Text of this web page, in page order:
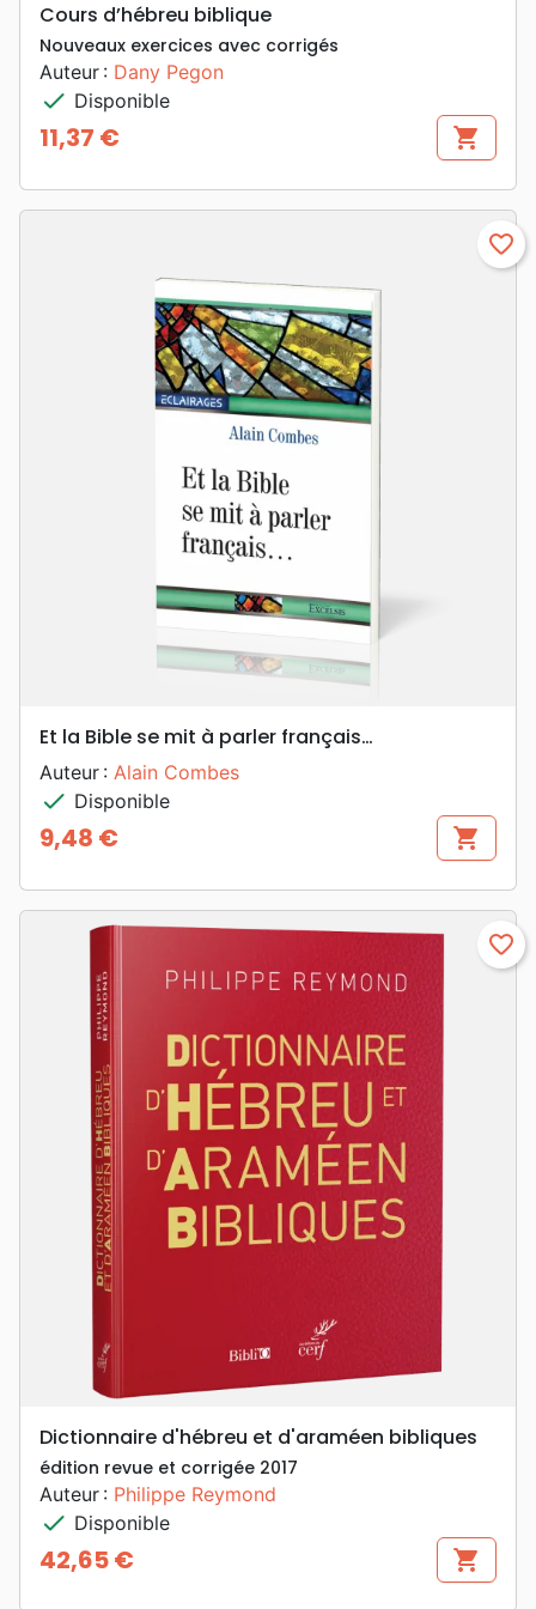
Cours d’hébreu biblique
Nouveaux exercices avec corrigés
Auteur : Dany Pegon
check Disponible
Prix
11,37 € shopping_cart
favorite_border
Et la Bible se mit à parler français…
Auteur : Alain Combes
check Disponible
Prix
9,48 € shopping_cart
favorite_border
Dictionnaire d'hébreu et d'araméen bibliques
édition revue et corrigée 2017
Auteur : Philippe Reymond
check Disponible
Prix
42,65 € shopping_cart